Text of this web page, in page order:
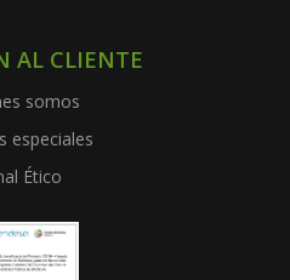
AL CLIENTE
somos
especiales
Ético